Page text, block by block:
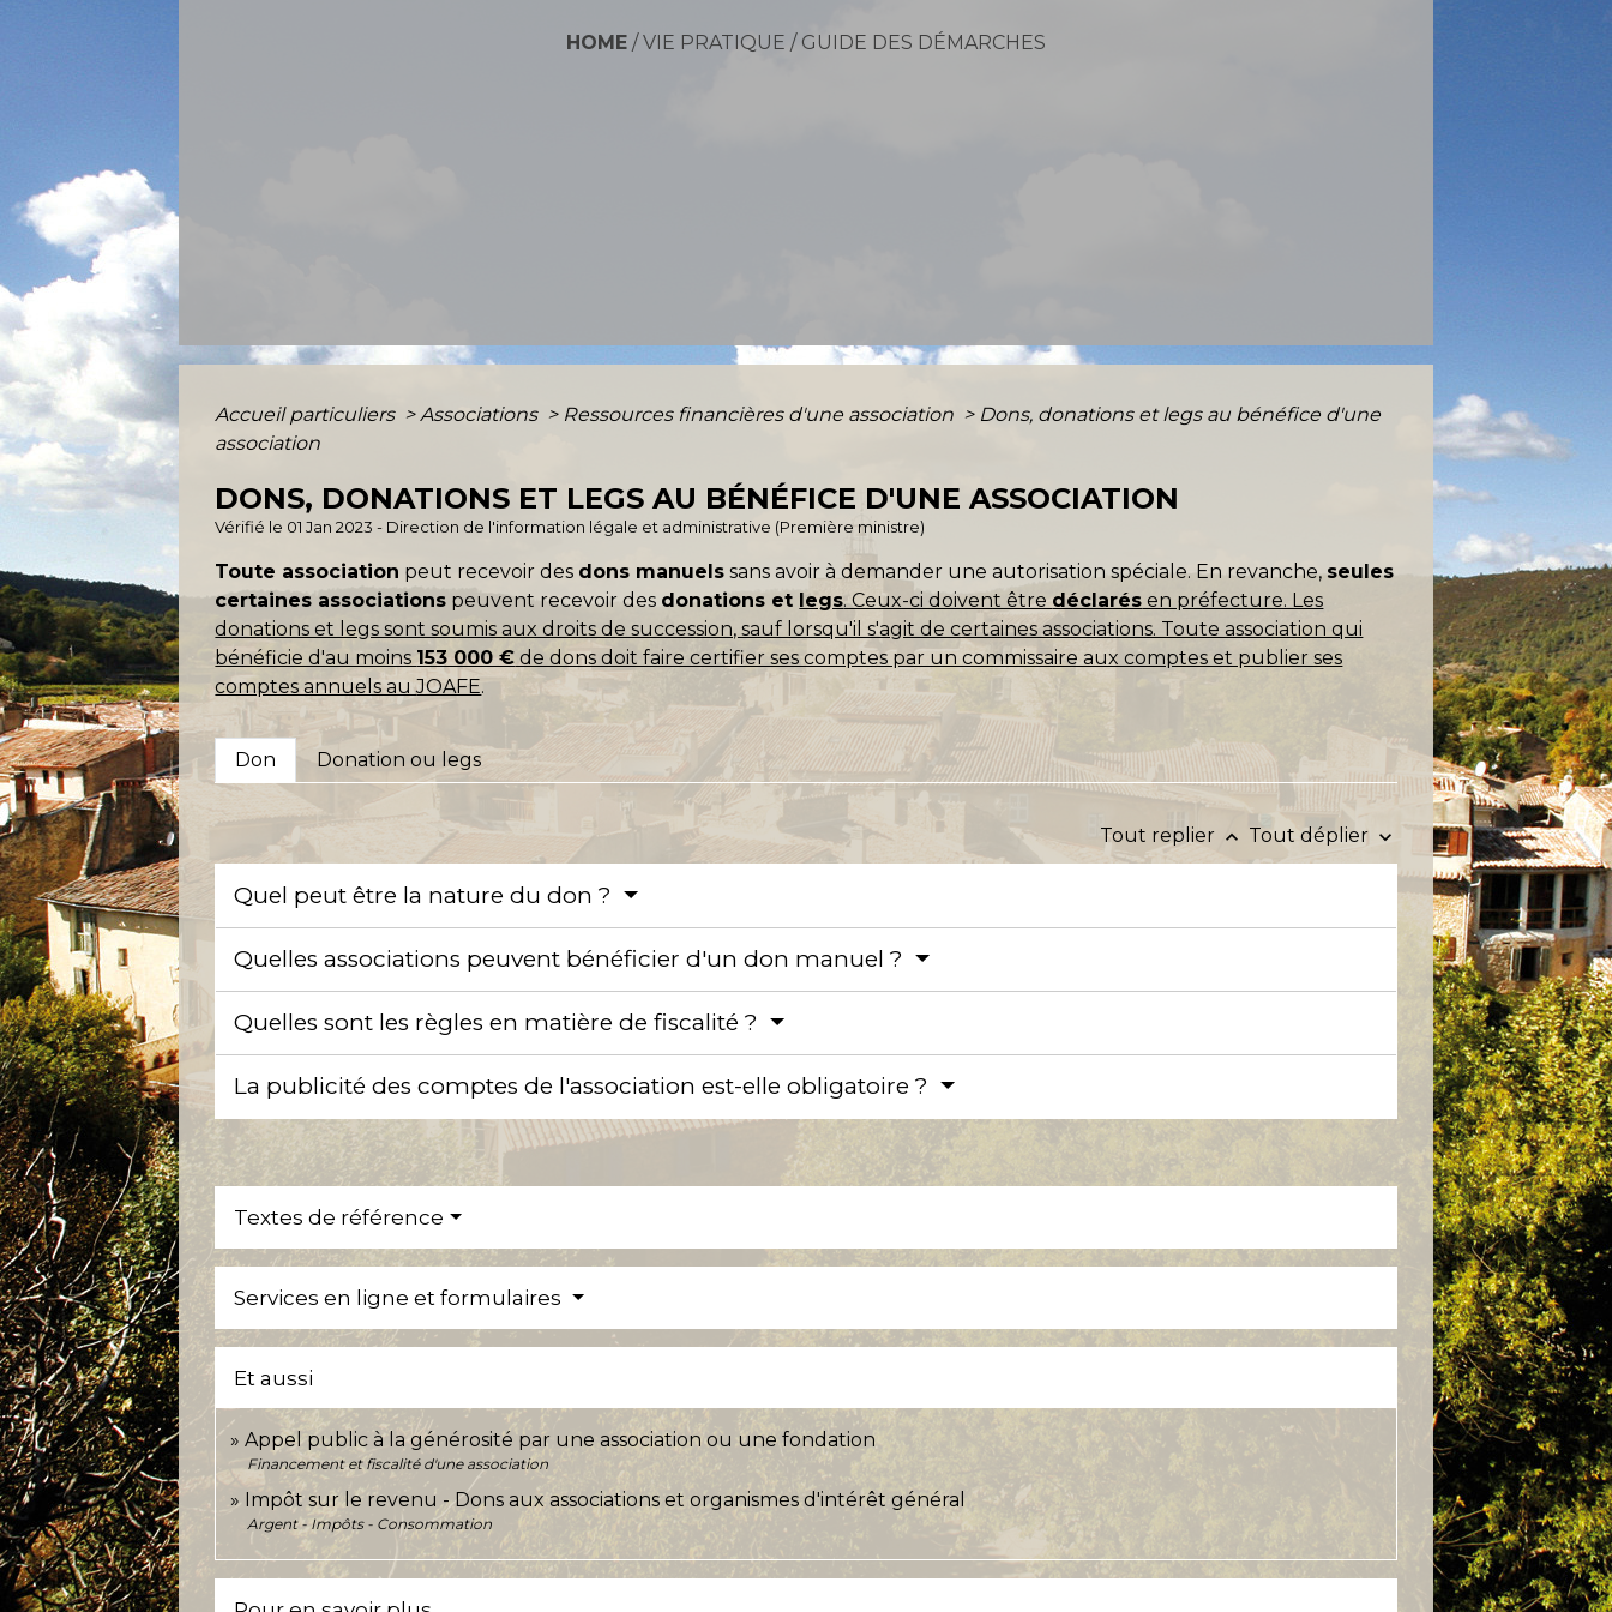
HOME / VIE PRATIQUE / GUIDE DES DÉMARCHES
Accueil particuliers > Associations > Ressources financières d'une association > Dons, donations et legs au bénéfice d'une
association
DONS, DONATIONS ET LEGS AU BÉNÉFICE D'UNE ASSOCIATION
Vérifié le 01 Jan 2023 - Direction de l'information légale et administrative (Première ministre)
Toute association peut recevoir des dons manuels sans avoir à demander une autorisation spéciale. En revanche,seules
certaines associations peuvent recevoir des donations et legs. Ceux-ci doivent être déclarés en préfecture. Les
donations et legs sont soumis aux droits de succession, sauf lorsqu'il s'agit de certaines associations. Toute association qui
bénéficie d'au moins 153 000 € de dons doit faire certifier ses comptes par un commissaire aux comptes et publier ses
comptes annuels auJOAFE.
Don Donation ou legs
Tout replier keyboard_arrow_up Tout déplier keyboard_arrow_down
Quel peut être la nature du don ?
Quelles associations peuvent bénéficier d'un don manuel ?
Quelles sont les règles en matière de fiscalité ?
La publicité des comptes de l'association est-elle obligatoire ?
Textes de référence
Services en ligne et formulaires
Et aussi
Appel public à la générosité par une association ou une fondation
Financement et fiscalité d'une association
Impôt sur le revenu - Dons aux associations et organismes d'intérêt général
Argent - Impôts - Consommation